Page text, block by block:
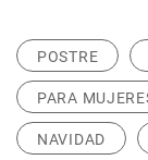
POSTRE
PARA
NAVIDAD